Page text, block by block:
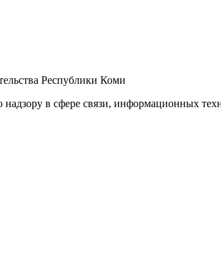
Республики Коми
в сфере связи, информационных